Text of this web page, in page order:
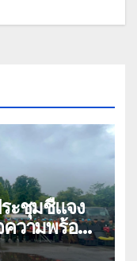
ะชุมชี้แจง
ความพร้อม
ภัย